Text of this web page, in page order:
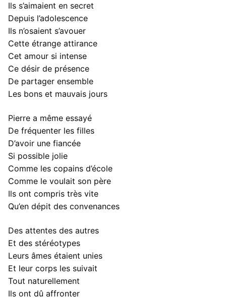
Contact
Ils s’aimaient en secret
Depuis l’adolescence
Ils n’osaient s’avouer
Cette étrange attirance
Cet amour si intense
Ce désir de présence
De partager ensemble
Les bons et mauvais jours
Pierre a même essayé
De fréquenter les filles
D’avoir une fiancée
Si possible jolie
Comme les copains d’école
Comme le voulait son père
Ils ont compris très vite
Qu’en dépit des convenances
Des attentes des autres
Et des stéréotypes
Leurs âmes étaient unies
Et leur corps les suivait
Tout naturellement
Ils ont dû affronter